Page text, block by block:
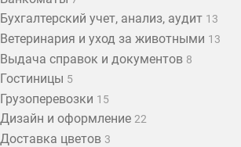
Бухгалтерский учет, анализ, аудит 13
Ветеринария и уход за животными 13
Выдача справок и документов 8
Гостиницы 5
Грузоперевозки 15
Дизайн и оформление 22
Доставка цветов 3